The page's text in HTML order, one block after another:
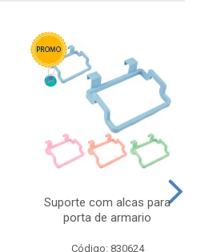
Suporte com alcas para
porta de armario
Código: 830624